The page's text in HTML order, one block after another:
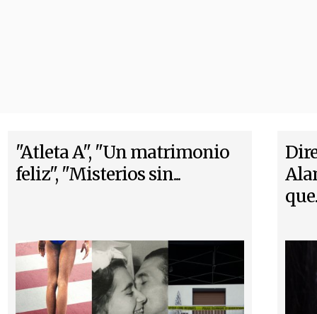
"Atleta A", "Un matrimonio
feliz", "Misterios sin...